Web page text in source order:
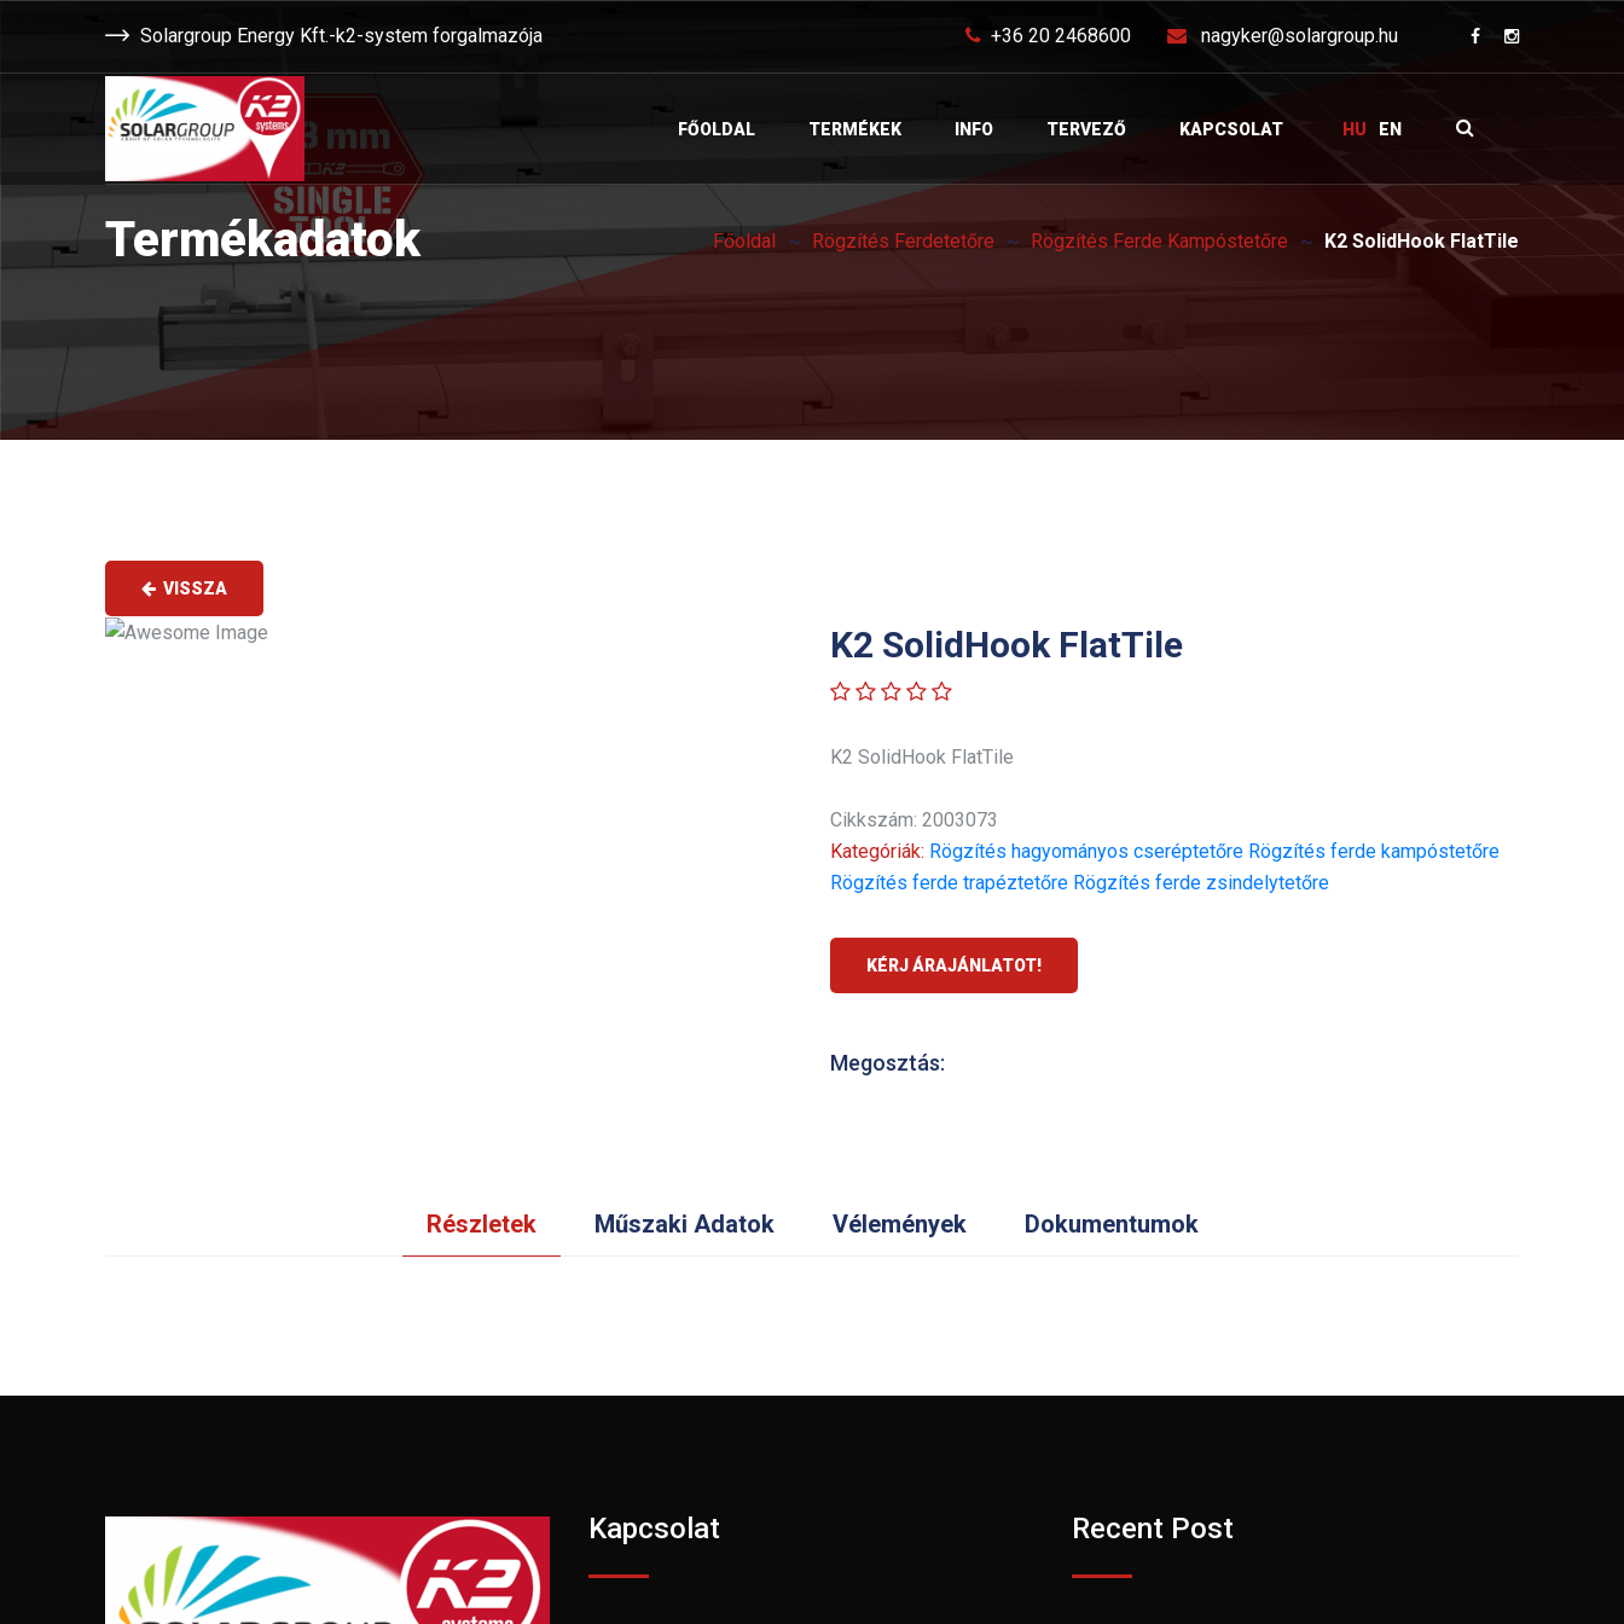
Solargroup Energy Kft.-k2-system forgalmazója +36 20 2468600 nagyker@solargroup.hu
FŐOLDAL TERMÉKEK INFO TERVEZŐ KAPCSOLAT HU EN
Termékadatok Főoldal Rögzítés Ferdetetőre Rögzítés Ferde Kampóstetőre K2 SolidHook FlatTile
VISSZA
K2 SolidHook FlatTile
K2 SolidHook FlatTile
Cikkszám: 2003073
Kategóriák: Rögzítés hagyományos cseréptetőre Rögzítés ferde kampóstetőre
Rögzítés ferde trapéztetőre Rögzítés ferde zsindelytetőre
KÉRJ ÁRAJÁNLATOT!
Megosztás:
Részletek Műszaki Adatok Vélemények Dokumentumok
Kapcsolat Recent Post